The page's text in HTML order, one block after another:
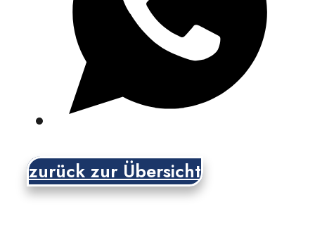
zurück zur Übersicht